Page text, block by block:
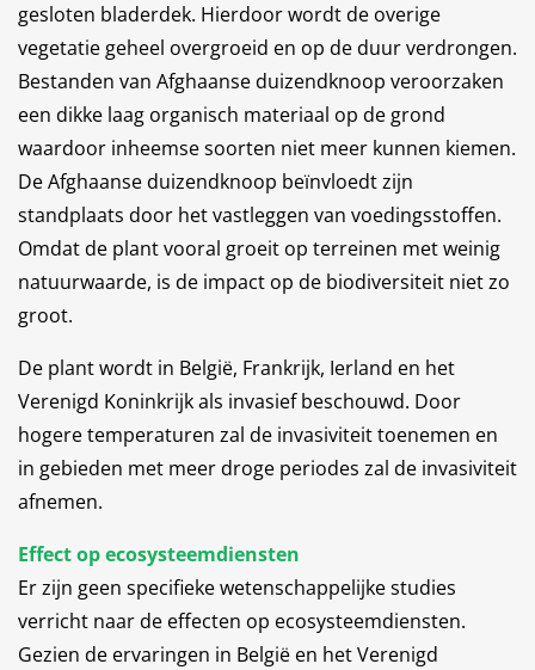
gesloten bladerdek. Hierdoor wordt de overige
vegetatie geheel overgroeid en op de duur verdrongen.
Bestanden van Afghaanse duizendknoop veroorzaken
een dikke laag organisch materiaal op de grond
waardoor inheemse soorten niet meer kunnen kiemen.
De Afghaanse duizendknoop beïnvloedt zijn
standplaats door het vastleggen van voedingsstoffen.
Omdat de plant vooral groeit op terreinen met weinig
natuurwaarde, is de impact op de biodiversiteit niet zo
groot.
De plant wordt in België, Frankrijk, Ierland en het
Verenigd Koninkrijk als invasief beschouwd. Door
hogere temperaturen zal de invasiviteit toenemen en
in gebieden met meer droge periodes zal de invasiviteit
afnemen.
Effect op ecosysteemdiensten
Er zijn geen specifieke wetenschappelijke studies
verricht naar de effecten op ecosysteemdiensten.
Gezien de ervaringen in België en het Verenigd